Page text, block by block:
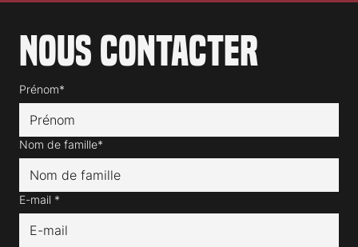
Nous contacter
Prénom*
Nom de famille*
E-mail *